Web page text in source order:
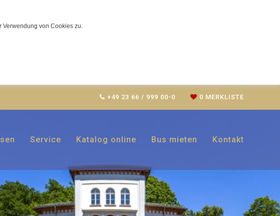
Verwendung von Cookies zu.
0 MERKLISTE
+49 23 66 / 999 00-0
Service Katalog online Bus mieten Kontakt